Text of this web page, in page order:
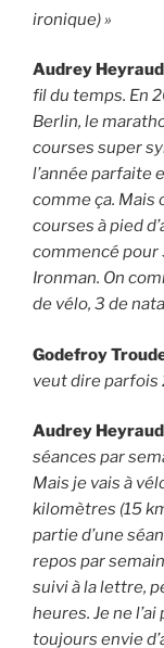
ironique) »
Audrey
fil du temps. En
Berlin, le
courses super
l’année parfaite
comme ça. Mais
courses à pied
commencé pour
Ironman. On
de vélo, 3 de
Godefroy
veut dire parfois
Audrey
séances par
Mais je vais à
kilomètres (15
partie d’une
repos par
suivi à la lettre,
heures. Je ne l’ai
toujours envie